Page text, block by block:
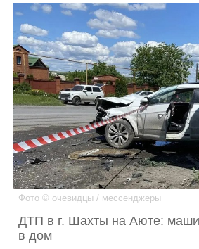
Каталог
Инфо
Гороскоп
Фото © очевидцы / мессенджеры
ДТП в г. Шахты на Аюте:
в дом